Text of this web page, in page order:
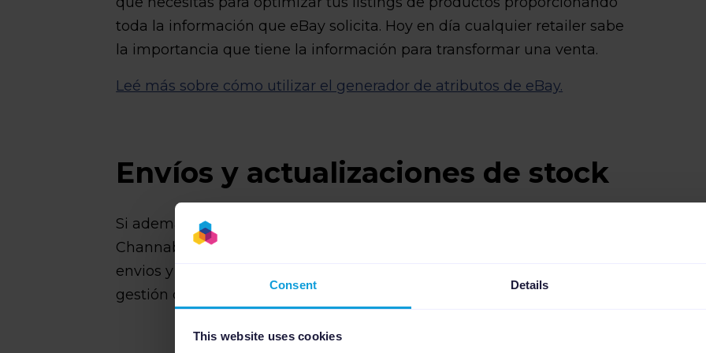
Consent Details
This website uses cookies
toda la información que eBay solicita. Hoy en día cualquier retailer sabe
la importancia que tiene la información para transformar una venta.
Leé más sobre cómo utilizar el generador de atributos de eBay.
Envíos y actualizaciones de stock
Si además escoges la
Channable, verás que Channable mandará las actualizaciones de
envios y stock entre tu tienda online y eBay. Esto te ayudará a agilizar la
gestión de todos los pedidos.